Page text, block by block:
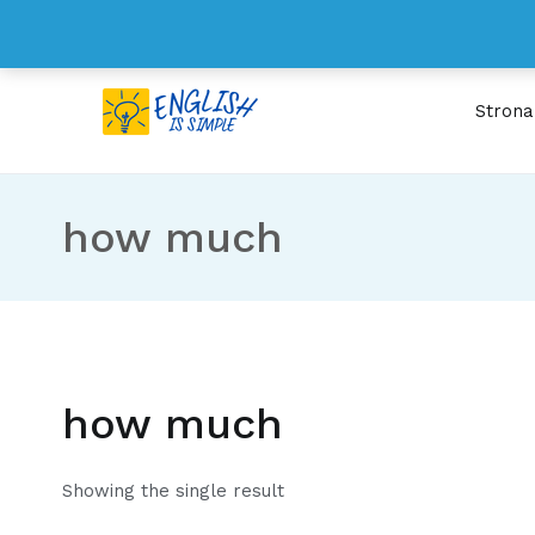
Wystarczy 15 minut
how much
how much
Showing the single result